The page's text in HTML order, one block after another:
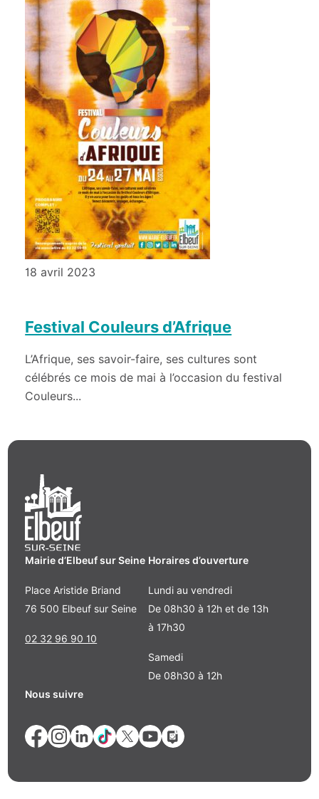
18 avril 2023
Festival Couleurs d’Afrique
L’Afrique, ses savoir-faire, ses cultures sont
célébrés ce mois de mai à l’occasion du festival
Couleurs...
Mairie d’Elbeuf sur Seine
Place Aristide Briand
76 500 Elbeuf sur Seine
02 32 96 90 10
Horaires d’ouverture
Lundi au vendredi
De 08h30 à 12h et de 13h
à 17h30
Samedi
De 08h30 à 12h
Nous suivre